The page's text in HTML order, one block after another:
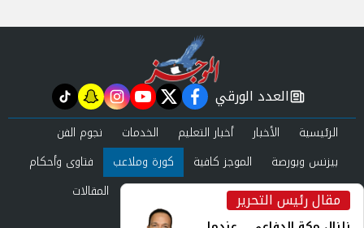
مقال رئيس التحرير
newspaper
العدد الورقي facebook
twitter
youtube
instagram
snapchat
tiktok
الرئيسية الأخبار أخبار التعليم الخدمات
نجوم الفن
بيزنس وبورصة
الموجز كافية كورة وملاعب
فتاوى وأحكام
صحة وجمال
عرب وعالم حوادث ومحاكم
المقالات
العدد الورقي